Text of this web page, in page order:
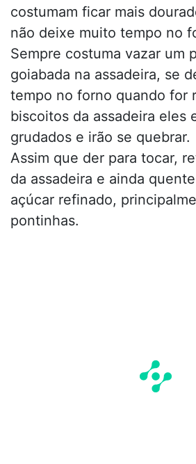
costumam ficar mais
não deixe muito tempo no
Sempre costuma vazar um
goiabada na assadeira, se
tempo no forno quando for
biscoitos da assadeira eles
grudados e irão se quebrar.
Assim que der para tocar,
da assadeira e ainda
açúcar refinado,
pontinhas.